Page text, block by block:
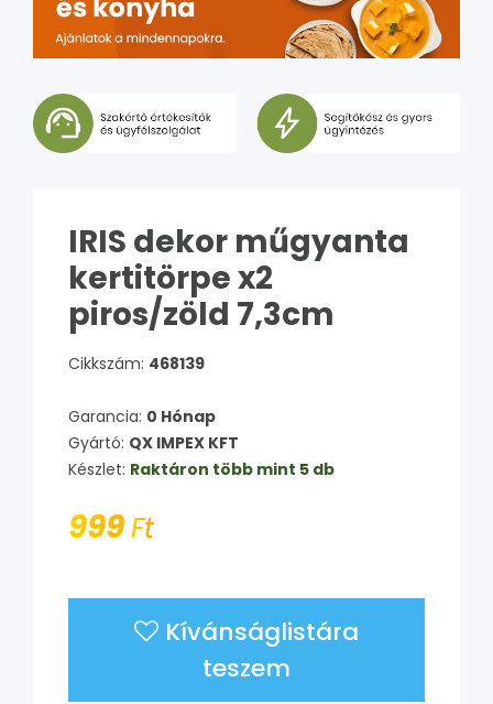
IRIS dekor műgyanta
kertitörpe x2
piros/zöld 7,3cm
Cikkszám: 468139
Garancia: 0 Hónap
Gyártó: QX IMPEX KFT
Készlet: Raktáron több mint 5 db
999Ft
Kívánságlistára
teszem